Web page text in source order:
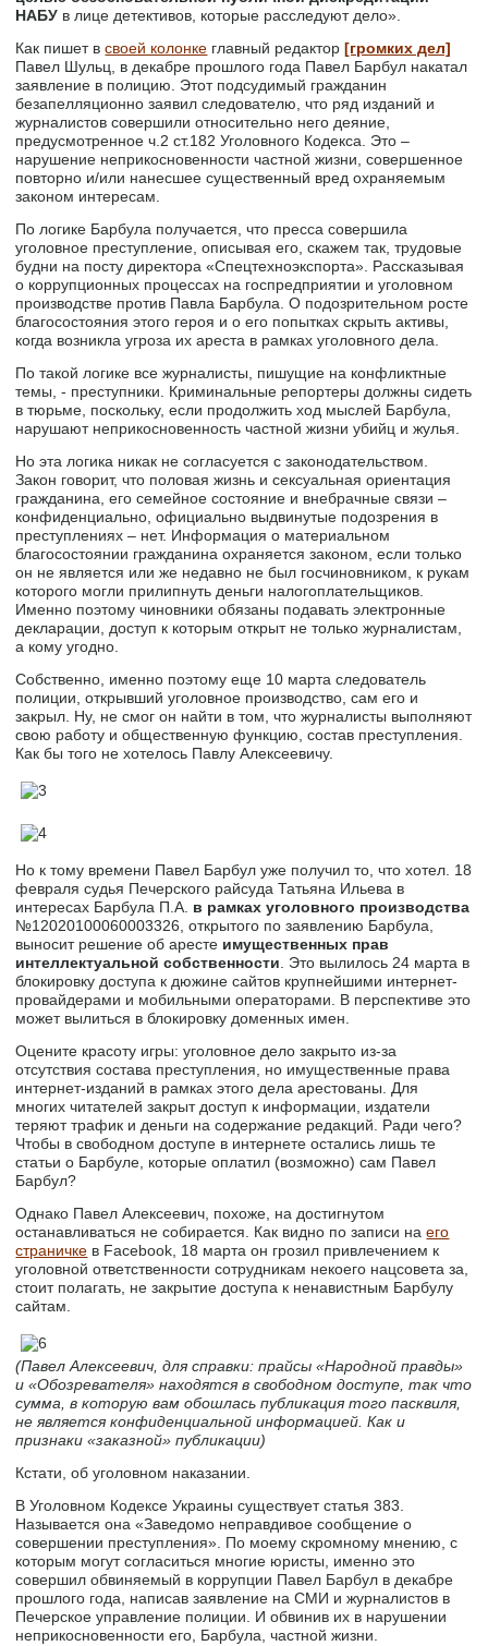
НАБУ в лице детективов, которые расследуют дело».
Как пишет всвоей колонке главный редактор[громких дел]
Павел Шульц, в декабре прошлого года Павел Барбул накатал
заявление в полицию. Этот подсудимый гражданин
безапелляционно заявил следователю, что ряд изданий и
журналистов совершили относительно него деяние,
предусмотренное ч.2 ст.182 Уголовного Кодекса. Это –
нарушение неприкосновенности частной жизни, совершенное
повторно и/или нанесшее существенный вред охраняемым
законом интересам.
По логике Барбула получается, что пресса совершила
уголовное преступление, описывая его, скажем так, трудовые
будни на посту директора «Спецтехноэкспорта». Рассказывая
о коррупционных процессах на госпредприятии и уголовном
производстве против Павла Барбула. О подозрительном росте
благосостояния этого героя и о его попытках скрыть активы,
когда возникла угроза их ареста в рамках уголовного дела.
По такой логике все журналисты, пишущие на конфликтные
темы, - преступники. Криминальные репортеры должны сидеть
в тюрьме, поскольку, если продолжить ход мыслей Барбула,
нарушают неприкосновенность частной жизни убийц и жулья.
Но эта логика никак не согласуется с законодательством.
Закон говорит, что половая жизнь и сексуальная ориентация
гражданина, его семейное состояние и внебрачные связи –
конфиденциально, официально выдвинутые подозрения в
преступлениях – нет. Информация о материальном
благосостоянии гражданина охраняется законом, если только
он не является или же недавно не был госчиновником, к рукам
которого могли прилипнуть деньги налогоплательщиков.
Именно поэтому чиновники обязаны подавать электронные
декларации, доступ к которым открыт не только журналистам,
а кому угодно.
Собственно, именно поэтому еще 10 марта следователь
полиции, открывший уголовное производство, сам его и
закрыл. Ну, не смог он найти в том, что журналисты выполняют
свою работу и общественную функцию, состав преступления.
Как бы того не хотелось Павлу Алексеевичу.
Но к тому времени Павел Барбул уже получил то, что хотел. 18
февраля судья Печерского райсуда Татьяна Ильева в
интересах Барбула П.А. в рамках уголовного производства
№12020100060003326, открытого по заявлению Барбула,
выносит решение об аресте имущественных прав
интеллектуальной собственности . Это вылилось 24 марта в
блокировку доступа к дюжине сайтов крупнейшими интернет-
провайдерами и мобильными операторами. В перспективе это
может вылиться в блокировку доменных имен.
Оцените красоту игры: уголовное дело закрыто из-за
отсутствия состава преступления, но имущественные права
интернет-изданий в рамках этого дела арестованы. Для
многих читателей закрыт доступ к информации, издатели
теряют трафик и деньги на содержание редакций. Ради чего?
Чтобы в свободном доступе в интернете остались лишь те
статьи о Барбуле, которые оплатил (возможно) сам Павел
Барбул?
Однако Павел Алексеевич, похоже, на достигнутом
останавливаться не собирается. Как видно по записи наего
страничке в Facebook, 18 марта он грозил привлечением к
уголовной ответственности сотрудникам некоего нацсовета за,
стоит полагать, не закрытие доступа к ненавистным Барбулу
сайтам.
(Павел Алексеевич, для справки: прайсы «Народной правды»
и «Обозревателя» находятся в свободном доступе, так что
сумма, в которую вам обошлась публикация того пасквиля,
не является конфиденциальной информацией. Как и
признаки «заказной» публикации)
Кстати, об уголовном наказании.
В Уголовном Кодексе Украины существует статья 383.
Называется она «Заведомо неправдивое сообщение о
совершении преступления». По моему скромному мнению, с
которым могут согласиться многие юристы, именно это
совершил обвиняемый в коррупции Павел Барбул в декабре
прошлого года, написав заявление на СМИ и журналистов в
Печерское управление полиции. И обвинив их в нарушении
неприкосновенности его, Барбула, частной жизни.